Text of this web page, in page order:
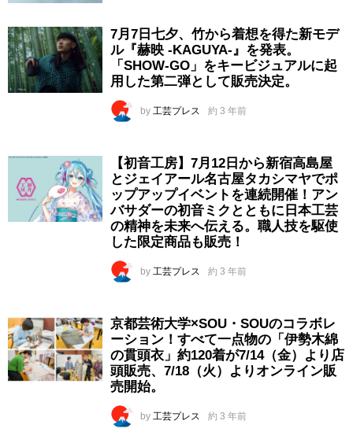
7月7日七夕、竹から着想を得た新モデ
ル『赫映 -KAGUYA-』を発表。
「SHOW-GO」をキービジュアルに起
用した第二弾として販売決定。
by 工芸プレス 約 3 年前
【初音工房】7月12日から新宿高島屋
とジェイアール名古屋タカシマヤでポ
ップアップイベントを連続開催！アン
バサダーの初音ミクとともに日本工芸
の精神を未来へ伝える。職人技を駆使
した限定商品も販売！
by 工芸プレス 約 3 年前
京都芸術大学×SOU・SOUのコラボレ
ーション！すべて一点物の「伊勢木綿
の貫頭衣」約120着が7/14（金）より店
頭販売、7/18（火）よりオンライン販
売開始。
by 工芸プレス 約 3 年前